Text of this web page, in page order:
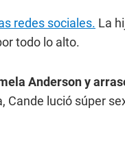
redes sociales. La
todo lo alto.
Anderson y
lució súper